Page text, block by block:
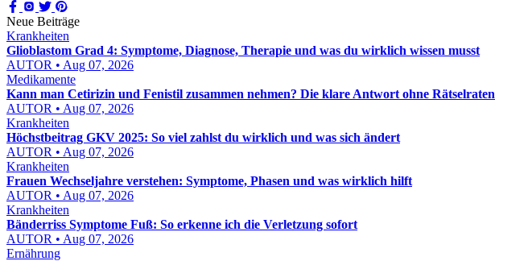
Neue Beiträge
Krankheiten
Glioblastom Grad 4: Symptome, Diagnose, Therapie und was du wirklich wissen musst
AUTOR • Aug 07, 2026
Medikamente
Kann man Cetirizin und Fenistil zusammen nehmen? Die klare Antwort ohne Rätselraten
AUTOR • Aug 07, 2026
Krankheiten
Höchstbeitrag GKV 2025: So viel zahlst du wirklich und was sich ändert
AUTOR • Aug 07, 2026
Krankheiten
Frauen Wechseljahre verstehen: Symptome, Phasen und was wirklich hilft
AUTOR • Aug 07, 2026
Krankheiten
Bänderriss Symptome Fuß: So erkenne ich die Verletzung sofort
AUTOR • Aug 07, 2026
Ernährung